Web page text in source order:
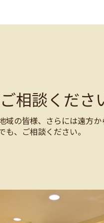
相談くださ
域の皆様、さらには遠方
、ご相談ください。